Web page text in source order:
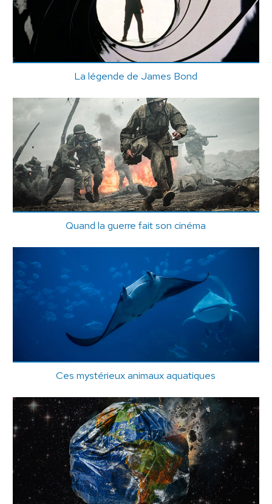
La légende de James Bond
Quand la guerre fait son cinéma
Ces mystérieux animaux aquatiques